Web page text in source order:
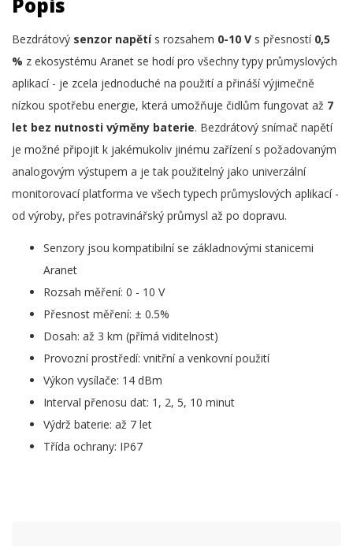
Bezdrátový senzor napětís rozsahem 0-10 V s přesností 0,5
% z ekosystému Aranet se hodí pro všechny typy průmyslových
aplikací - je zcela jednoduché na použití a přináší výjimečně
nízkou spotřebu energie, která umožňuje čidlům fungovat až 7
let bez nutnosti výměny baterie. Bezdrátový snímač napětí
je možné připojit k jakémukoliv jinému zařízení s požadovaným
analogovým výstupem a je tak použitelný jako univerzální
monitorovací platforma ve všech typech průmyslových aplikací -
od výroby, přes potravinářský průmysl až po dopravu.
Senzory jsou kompatibilní se základnovými stanicemi
Aranet
Rozsah měření: 0 - 10 V
Přesnost měření: ± 0.5%
Dosah: až 3 km (přímá viditelnost)
Provozní prostředí: vnitřní a venkovní použití
Výkon vysílače: 14 dBm
Interval přenosu dat: 1, 2, 5, 10 minut
Výdrž baterie: až 7 let
Třída ochrany: IP67